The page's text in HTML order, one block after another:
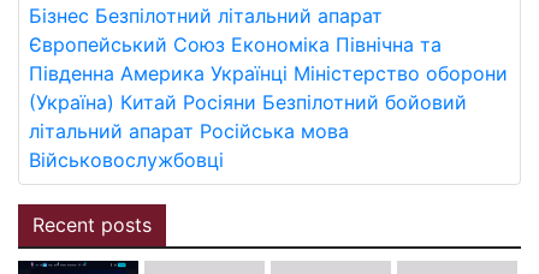
Бізнес Безпілотний літальний апарат
Європейський Союз Економіка Північна та
Південна Америка Українці Міністерство оборони
(Україна) Китай Росіяни Безпілотний бойовий
літальний апарат Російська мова
Військовослужбовці
Recent posts